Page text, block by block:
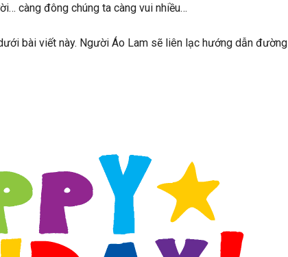
càng đông chúng ta càng vui nhiều…
bài viết này. Người Áo Lam sẽ liên lạc hướng dẫn đường